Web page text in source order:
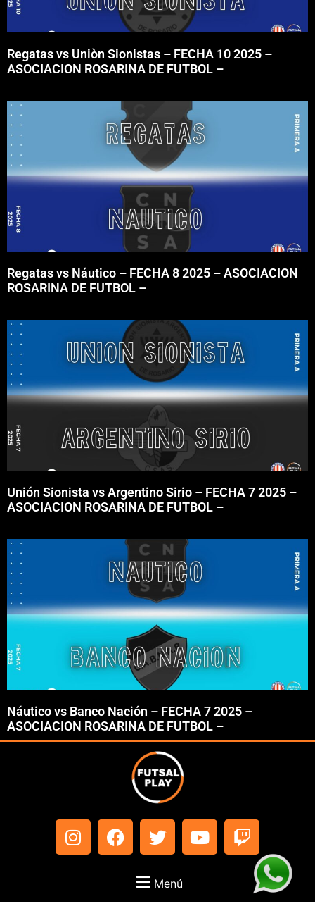
Regatas vs Uniòn Sionistas – FECHA 10 2025 –
ASOCIACION ROSARINA DE FUTBOL –
Regatas vs Náutico – FECHA 8 2025 – ASOCIACION
ROSARINA DE FUTBOL –
Unión Sionista vs Argentino Sirio – FECHA 7 2025 –
ASOCIACION ROSARINA DE FUTBOL –
Náutico vs Banco Nación – FECHA 7 2025 –
ASOCIACION ROSARINA DE FUTBOL –
Menú